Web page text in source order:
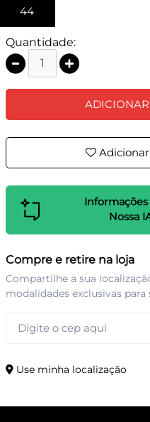
44
Quantidade:
Nossa
Compre e retire na loja
Compartilhe a sua
modalidades exclusivas para
Use minha localização